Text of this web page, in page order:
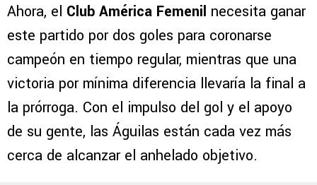
Ahora, el Club América Femenil necesita ganar
este partido por dos goles para coronarse
campeón en tiempo regular, mientras que una
victoria por mínima diferencia llevaría la final a
la prórroga. Con el impulso del gol y el apoyo
de su gente, las Águilas están cada vez más
cerca de alcanzar el anhelado objetivo.